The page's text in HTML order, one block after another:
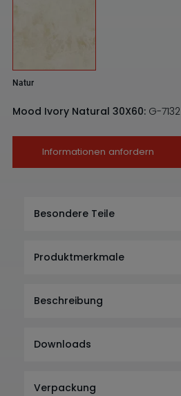
Natur
Mood Ivory Natural 30X60: G-7132
Informationen anfordern
Besondere Teile
Produktmerkmale
Beschreibung
Downloads
Verpackung